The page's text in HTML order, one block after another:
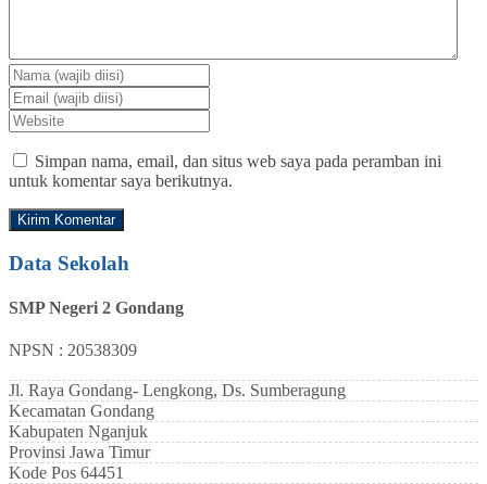
Simpan nama, email, dan situs web saya pada peramban ini
untuk komentar saya berikutnya.
Data Sekolah
SMP Negeri 2 Gondang
NPSN : 20538309
Jl. Raya Gondang- Lengkong, Ds. Sumberagung
Kecamatan Gondang
Kabupaten Nganjuk
Provinsi Jawa Timur
Kode Pos 64451